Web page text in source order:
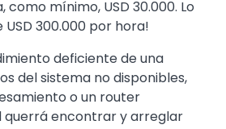
como mínimo, USD 30.000. Lo
USD 300.000 por hora!
deficiente de una
del sistema no disponibles,
o un router
querrá encontrar y arreglar